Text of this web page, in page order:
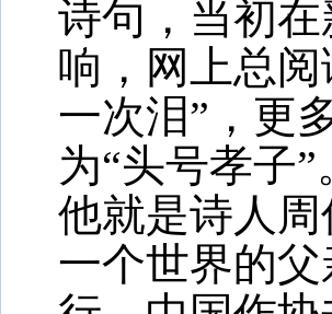
诗句，当初
响，网上总
一次泪”，更
为“头号孝子”
他就是诗人
一个世界的